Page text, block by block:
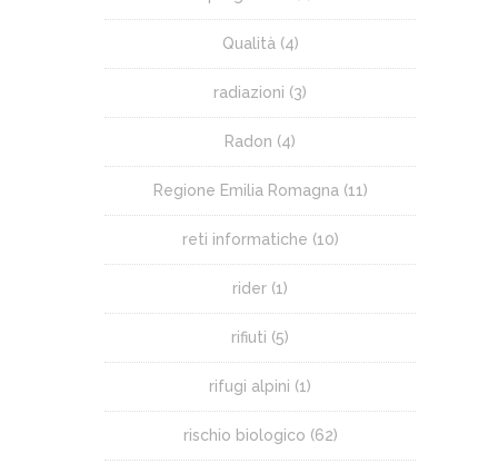
Qualità (4)
radiazioni (3)
Radon (4)
Regione Emilia Romagna (11)
reti informatiche (10)
rider (1)
rifiuti (5)
rifugi alpini (1)
rischio biologico (62)